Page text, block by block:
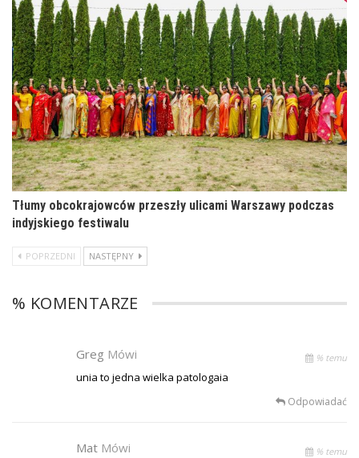
Tłumy obcokrajowców przeszły ulicami Warszawy podczas
indyjskiego festiwalu
POPRZEDNI NASTĘPNY
% KOMENTARZE
Greg Mówi % temu
unia to jedna wielka patologaia
Odpowiadać
Mat Mówi % temu